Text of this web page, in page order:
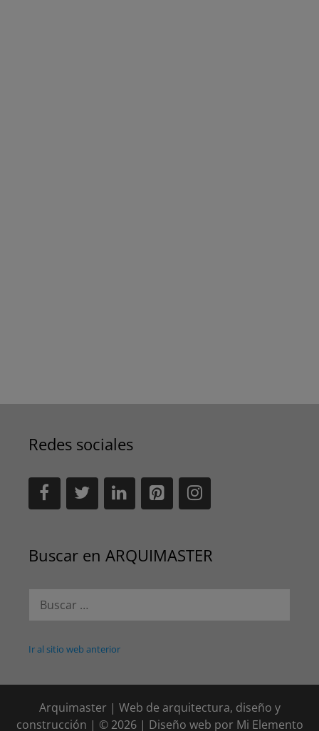
Redes sociales
Buscar en ARQUIMASTER
Ir al sitio web anterior
Arquimaster | Web de arquitectura, diseño y
construcción | © 2026 | Diseño web por Mi Elemento